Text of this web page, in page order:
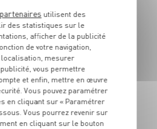
04/08 AU 09/08
utilisent des
des statistiques sur le
afficher de la publicité
de votre navigation,
mesurer
vous permettre
et enfin, mettre en œuvre
Vous pouvez paramétrer
en cliquant sur « Paramétrer
Vous pourrez revenir sur
en cliquant sur le bouton